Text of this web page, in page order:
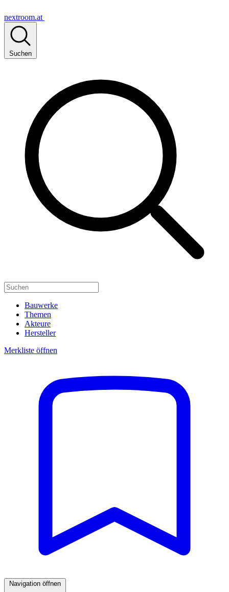
nextroom.at
Suchen
Bauwerke
Themen
Akteure
Hersteller
Merkliste öffnen
Navigation öffnen